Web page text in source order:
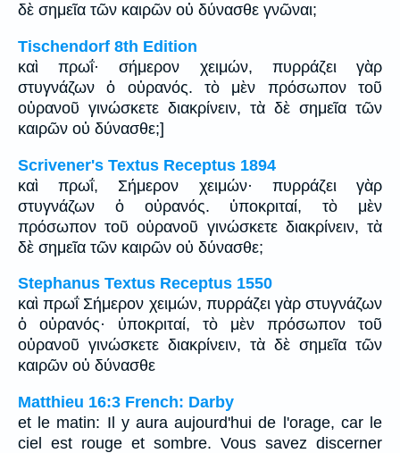
δὲ σημεῖα τῶν καιρῶν οὐ δύνασθε γνῶναι;
Tischendorf 8th Edition
καὶ πρωΐ· σήμερον χειμών, πυρράζει γὰρ
στυγνάζων ὁ οὐρανός. τὸ μὲν πρόσωπον τοῦ
οὐρανοῦ γινώσκετε διακρίνειν, τὰ δὲ σημεῖα τῶν
καιρῶν οὐ δύνασθε;]
Scrivener's Textus Receptus 1894
καὶ πρωΐ, Σήμερον χειμών· πυρράζει γὰρ
στυγνάζων ὁ οὐρανός. ὑποκριταί, τὸ μὲν
πρόσωπον τοῦ οὐρανοῦ γινώσκετε διακρίνειν, τὰ
δὲ σημεῖα τῶν καιρῶν οὐ δύνασθε;
Stephanus Textus Receptus 1550
καὶ πρωΐ Σήμερον χειμών, πυρράζει γὰρ στυγνάζων
ὁ οὐρανός· ὑποκριταί, τὸ μὲν πρόσωπον τοῦ
οὐρανοῦ γινώσκετε διακρίνειν, τὰ δὲ σημεῖα τῶν
καιρῶν οὐ δύνασθε
Matthieu 16:3 French: Darby
et le matin: Il y aura aujourd'hui de l'orage, car le
ciel est rouge et sombre. Vous savez discerner